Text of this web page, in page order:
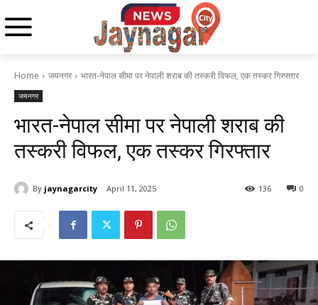
Home जयनगर भारत-नेपाल सीमा पर नेपाली शराब की तस्करी विफल, एक तस्कर गिरफ्तार
जयनगर
भारत-नेपाल सीमा पर नेपाली शराब की
तस्करी विफल, एक तस्कर गिरफ्तार
By jaynagarcity April 11, 2025 0
136